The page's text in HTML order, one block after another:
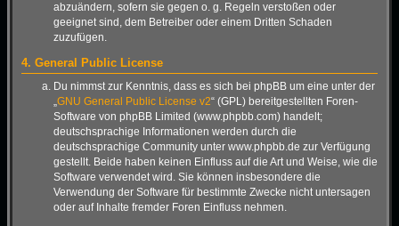
abzuändern, sofern sie gegen o. g. Regeln verstoßen oder
geeignet sind, dem Betreiber oder einem Dritten Schaden
zuzufügen.
4. General Public License
Du nimmst zur Kenntnis, dass es sich bei phpBB um eine unter der
„GNU General Public License v2“ (GPL) bereitgestellten Foren-
Software von phpBB Limited (www.phpbb.com) handelt;
deutschsprachige Informationen werden durch die
deutschsprachige Community unter www.phpbb.de zur Verfügung
gestellt. Beide haben keinen Einfluss auf die Art und Weise, wie die
Software verwendet wird. Sie können insbesondere die
Verwendung der Software für bestimmte Zwecke nicht untersagen
oder auf Inhalte fremder Foren Einfluss nehmen.